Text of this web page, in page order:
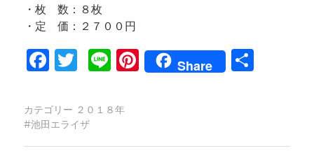
・枚 数：８枚
・定 価：２７００円
Facebook
Twitter
LinePinterest
Share
共
カテゴリー ２０１８年
池田エライザ